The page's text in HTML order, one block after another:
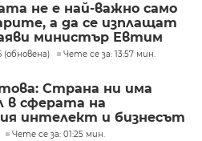
не е най-важно само
а да се изплащат
министър Евтим
(обновена) Чете се за: 13:57 мин.
Страна ни има
в сферата на
интелект и бизнесът
перспективи
Чете се за: 01:25 мин.